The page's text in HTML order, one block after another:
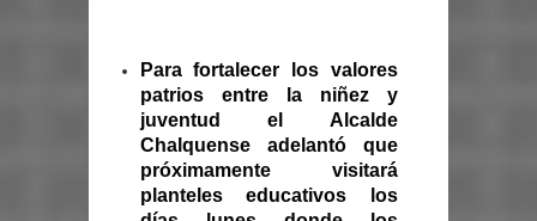
Para fortalecer los valores
patrios entre la niñez y
juventud el Alcalde
Chalquense adelantó que
próximamente visitará
planteles educativos los